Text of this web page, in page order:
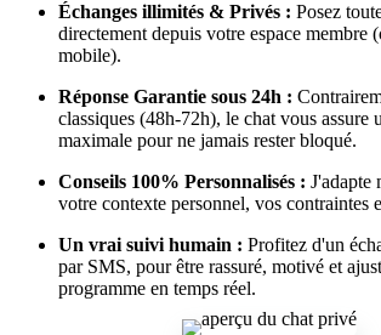
Échanges illimités & Privés : Posez
directement depuis votre espace membre
mobile).
Réponse Garantie sous 24h :
classiques (48h-72h), le chat vous assure
maximale pour ne jamais rester bloqué.
Conseils 100% Personnalisés : J'adapte
votre contexte personnel, vos contraintes
Un vrai suivi humain : Profitez d'un
par SMS, pour être rassuré, motivé et
programme en temps réel.